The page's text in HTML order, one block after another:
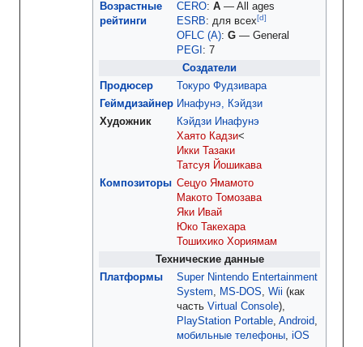
Возрастные
рейтинги
CERO: A — All ages
ESRB: для всех[d]
OFLC (A): G — General
PEGI : 7
Создатели
Продюсер
Токуро Фудзивара
Геймдизайнер Инафунэ, Кэйдзи
Художник
Кэйдзи Инафунэ
Хаято Кадзи<
Икки Тазаки
Татсуя Йошикава
Композиторы Сецуо Ямамото
Макото Томозава
Яки Ивай
Юко Такехара
Тошихико Хориямам
Технические данные
Платформы
Super Nintendo Entertainment
System, MS-DOS, Wii (как
часть Virtual Console),
PlayStation Portable, Android,
мобильные телефоны, iOS